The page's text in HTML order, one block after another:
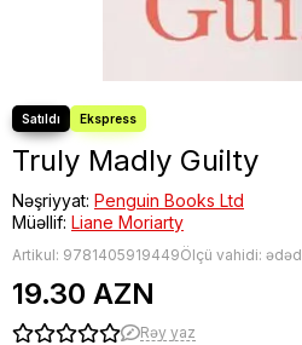
Truly Madly Guilty
Nəşriyyat: Penguin Books Ltd
Müəllif: Liane Moriarty
Artikul: 9781405919449Ölçü vahidi: ədəd
19.30 AZN
Rəy yaz